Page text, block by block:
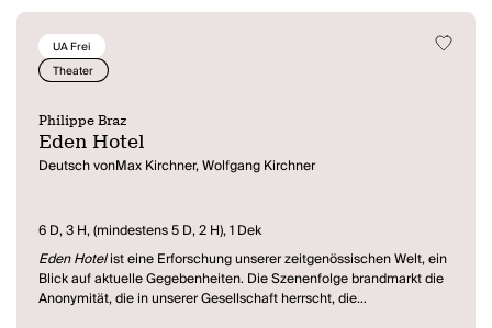
UA Frei
Theater
Philippe Braz
Eden Hotel
Deutsch vonMax Kirchner, Wolfgang Kirchner
6 D, 3 H, (mindestens 5 D, 2 H), 1 Dek
Eden Hotelist eine Erforschung unserer zeitgenössischen Welt, ein
Blick auf aktuelle Gegebenheiten. Die Szenenfolge brandmarkt die
Anonymität, die in unserer Gesellschaft herrscht, die